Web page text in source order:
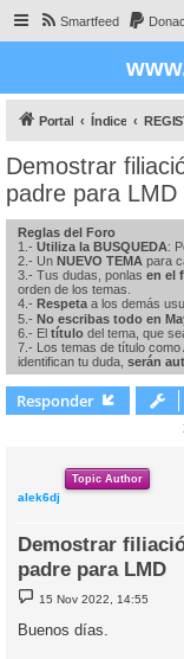
Smartfeed
Portal Índice
Demostrar
padre para LMD
Reglas del Foro
1.- Utiliza la BUSQUEDA:
2.- Un NUEVO TEMA para
3.- Tus dudas, ponlas en el
orden de los temas.
4.- Respeta a los demás
5.- No escribas todo en
6.- El título del tema, que
7.- Los temas de título
identifican tu duda, serán
Responder
Topic Author
alek6dj
Demostrar
padre para LMD
M
e
s
15 Nov 2022, 14:55
Buenos días.